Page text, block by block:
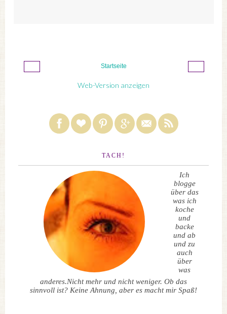
‹ ›
Startseite
Web-Version anzeigen
TACH!
Ich
blogge
über das
was ich
koche
und
backe
und ab
und zu
auch
über
was
anderes.Nicht mehr und nicht weniger. Ob das
sinnvoll ist? Keine Ahnung, aber es macht mir Spaß!